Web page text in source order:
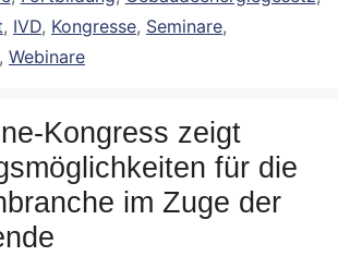
, IVD, Kongresse, Seminare,
, Webinare
Kongress zeigt
für die
im Zuge der